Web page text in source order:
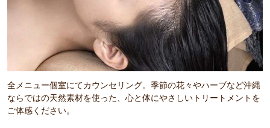
全メニュー個室にてカウンセリング。季節の花々やハーブなど沖縄
ならではの天然素材を使った、心と体にやさしいトリートメントを
ご体感ください。